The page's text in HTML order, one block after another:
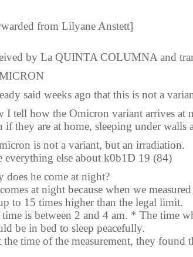
from Lilyane Anstett]
by La QUINTA COLUMNA and
said weeks ago that this is not a
I tell how the Omicron variant arrives at
if they are at home, sleeping under walls
is not a variant, but an irradiation.
everything else about k0b1D 19 (84)
does he come at night?
at night because when we
to 15 times higher than the legal limit.
is between 2 and 4 am. * The time
be in bed to sleep peacefully.
time of the measurement, they found